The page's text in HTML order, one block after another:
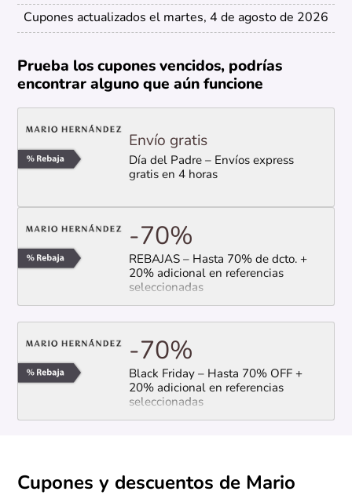
Cupones actualizados el martes, 4 de agosto de 2026
Prueba los cupones vencidos, podrías
encontrar alguno que aún funcione
Envío gratis
Día del Padre – Envíos express
gratis en 4 horas
-70%
REBAJAS – Hasta 70% de dcto. +
20% adicional en referencias
seleccionadas
-70%
Black Friday – Hasta 70% OFF +
20% adicional en referencias
seleccionadas
Cupones y descuentos de Mario